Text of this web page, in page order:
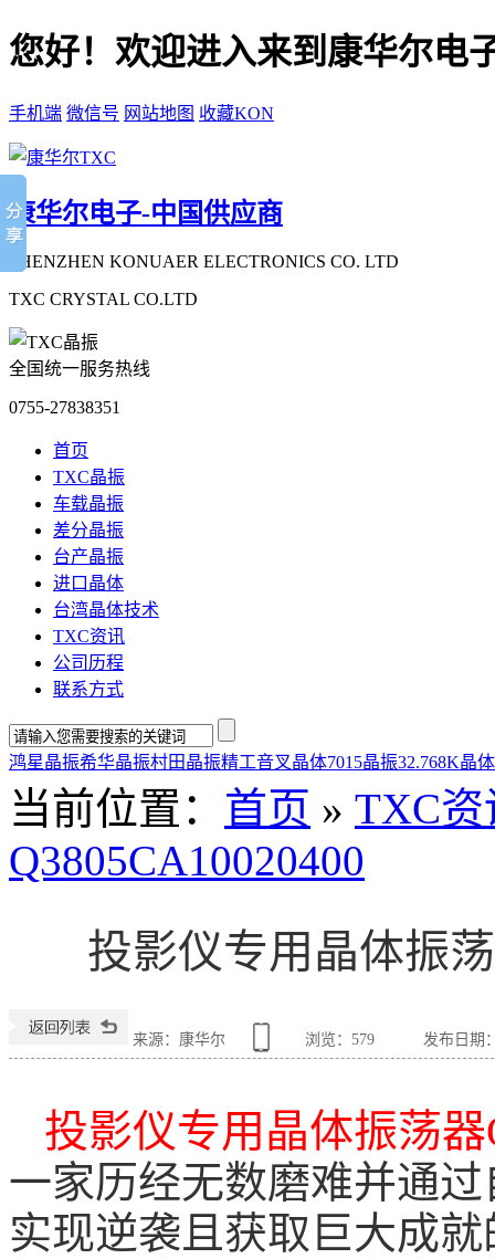
您好！欢迎进入来到康华尔电
手机端 微信号 网站地图 收藏KON
康华尔电子-中国供应商
SHENZHEN KONUAER ELECTRONICS CO. LTD
TXC CRYSTAL CO.LTD
全国统一服务热线
0755-27838351
首页
TXC晶振
车载晶振
差分晶振
台产晶振
进口晶体
台湾晶体技术
TXC资讯
公司历程
联系方式
鸿星晶振希华晶振村田晶振精工音叉晶体7015晶振32.768K晶体
当前位置 ： 首页 » TXC资
Q3805CA10020400
投影仪专用晶体振
来源：康华尔 浏览： 579 发布日期
投影仪专用晶体振荡器
一家历经无数磨难并通
实现逆袭且获取巨大成